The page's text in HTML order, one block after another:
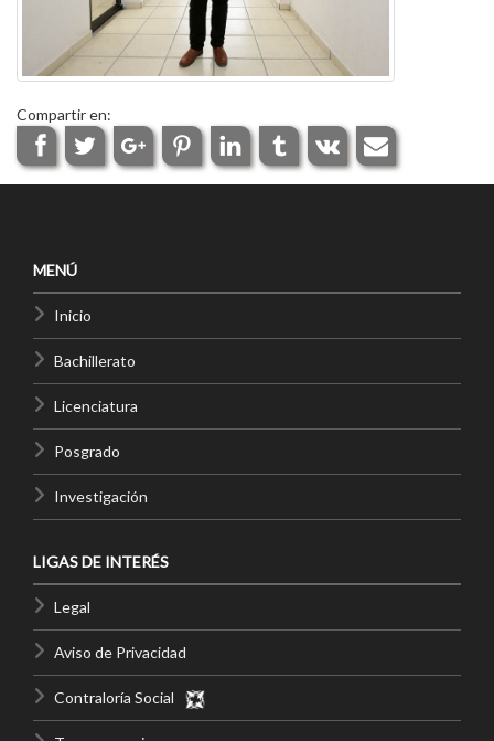
Compartir en:
MENÚ
Inicio
Bachillerato
Licenciatura
Posgrado
Investigación
LIGAS DE INTERÉS
Legal
Aviso de Privacidad
Contraloría Social